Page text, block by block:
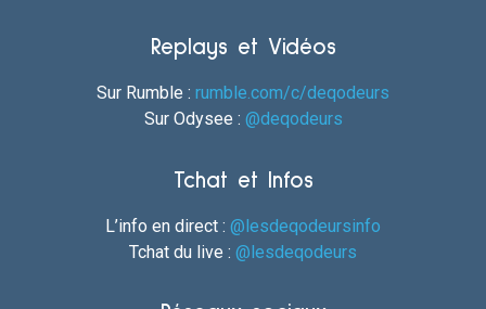
Replays et Vidéos
Sur Rumble : rumble.com/c/deqodeurs
Sur Odysee : @deqodeurs
Tchat et Infos
L’info en direct : @lesdeqodeursinfo
Tchat du live : @lesdeqodeurs